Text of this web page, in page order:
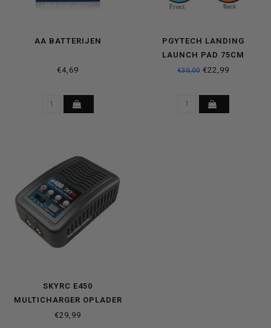
AA BATTERIJEN
€4,69
PGYTECH LANDING
LAUNCH PAD 75CM
€30,00€22,99
SKYRC E450
MULTICHARGER OPLADER
€29,99